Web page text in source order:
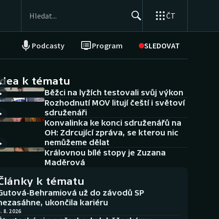
ČT
Podcasty Program SLEDOVAT
NEPŘEHLÉDNĚTE
Historické návraty
Aplikace ČT sport
AZ kvíz
k tématu
Běžci na lyžích testovali svůj výkon
Rozhodnutí MOV litují čeští i světoví
sdruženáři
Konvalinka ke konci sdruženářů na
OH: Zdrcující zpráva, se kterou nic
nemůžeme dělat
Královnou bílé stopy je Zuzana
Maděrová
k tématu
Behramiová už do závodů SP
ukončila kariéru
8. 2026